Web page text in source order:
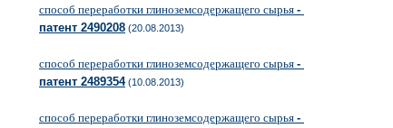
способ переработки глиноземсодержащего сырья -
патент 2490208 (20.08.2013)
способ переработки глиноземсодержащего сырья -
патент 2489354(10.08.2013)
способ переработки глиноземсодержащего сырья -